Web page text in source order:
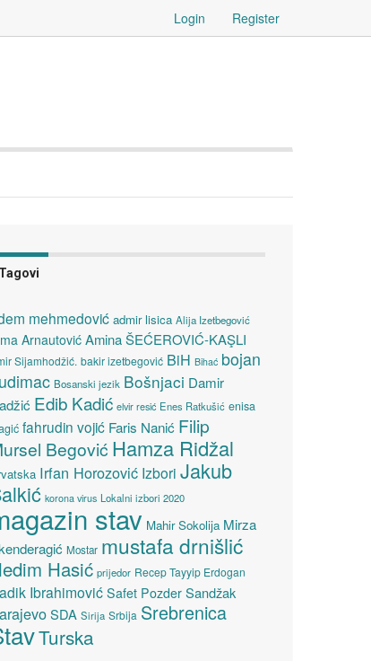
Login Register
Tagovi
mehmedović admir lisica Alija Izetbegović
ArnautovićAmina ŠEĆEROVIĆ-KAŞLI
Sijamhodžić. bakir izetbegović BiH Bihać bojan
Bosanski jezik Bošnjaci Damir
Edib Kadić elvir resić Enes Ratkušić enisa
fahrudin vojić Faris Nanić Filip
Begović Hamza Ridžal
Irfan Horozović Izbori Jakub
korona virus Lokalni izbori 2020
stav Mahir Sokolija Mirza
Mostar mustafa drnišlić
Hasić prijedor Recep Tayyip Erdogan
IbrahimovićSafet Pozder Sandžak
SDA Sirija Srbija Srebrenica
Turska